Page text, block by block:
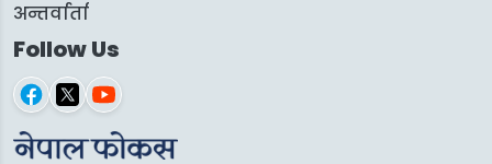
अन्तर्वार्ता
Follow Us